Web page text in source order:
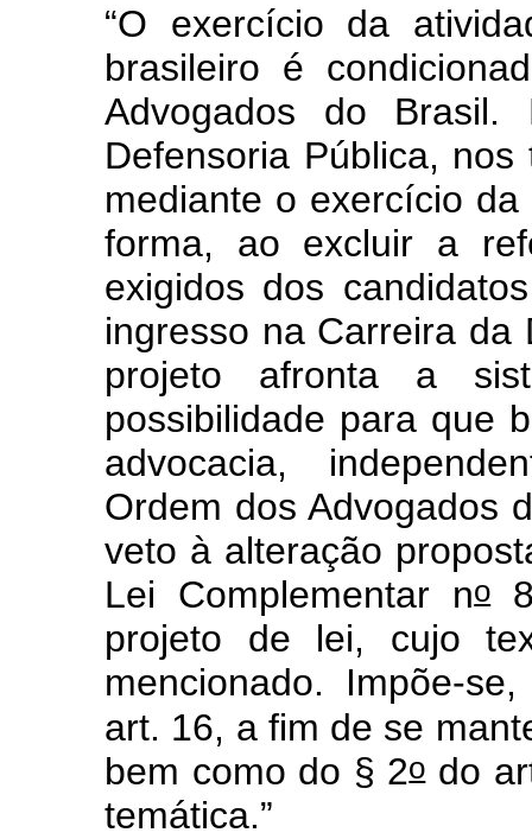
“O exercício da
brasileiro é
Advogados do
Defensoria Pública,
mediante o exercício
forma, ao excluir a
exigidos dos
ingresso na Carreira da
projeto afronta a
possibilidade para que
advocacia,
Ordem dos Advogados
veto à alteração
Lei Complementar no
projeto de lei, cujo
mencionado. Impõe-
art. 16, a fim de se
bem como do § 2odo
temática.”